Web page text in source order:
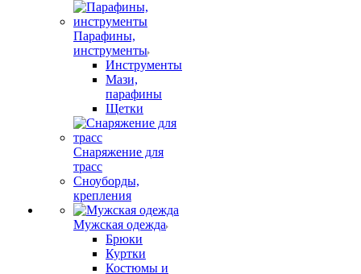
Парафины,
инструменты
Инструменты
Мази,
парафины
Щетки
Снаряжение для
трасс
Сноуборды,
крепления
Мужская одежда
Брюки
Куртки
Костюмы и